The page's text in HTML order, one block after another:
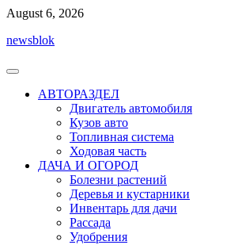
Перейти
содержимому
August 6, 2026
newsblok
АВТОРАЗДЕЛ
Двигатель автомобиля
Кузов авто
Топливная система
Ходовая часть
ДАЧА И ОГОРОД
Болезни растений
Деревья и кустарники
Инвентарь для дачи
Рассада
Удобрения